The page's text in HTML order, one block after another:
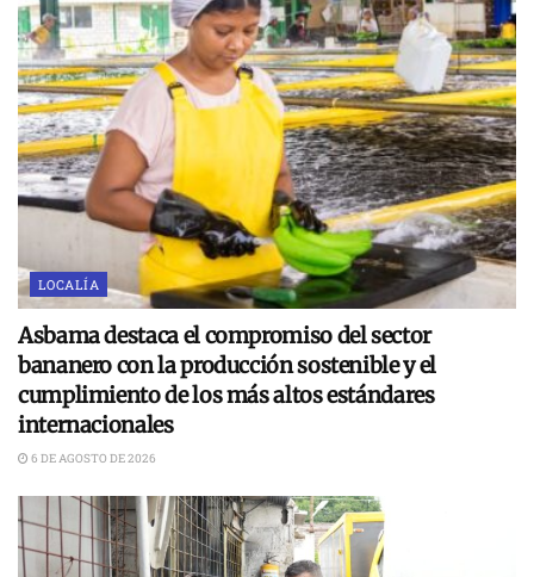
LOCALÍA
Asbama destaca el compromiso del sector
bananero con la producción sostenible y el
cumplimiento de los más altos estándares
internacionales
6 DE AGOSTO DE 2026